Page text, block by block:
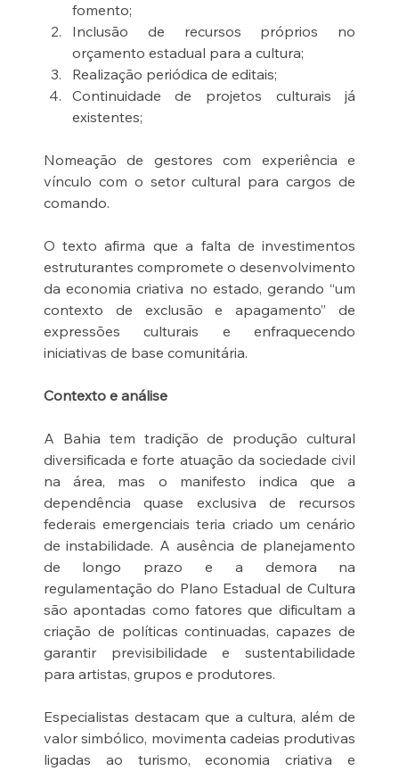
fomento;
Inclusão de recursos próprios no
orçamento estadual para a cultura;
Realização periódica de editais;
Continuidade de projetos culturais já
existentes;
Nomeação de gestores com experiência e
vínculo com o setor cultural para cargos de
comando.
O texto afirma que a falta de investimentos
estruturantes compromete o desenvolvimento
da economia criativa no estado, gerando “um
contexto de exclusão e apagamento” de
expressões culturais e enfraquecendo
iniciativas de base comunitária.
Contexto e análise
A Bahia tem tradição de produção cultural
diversificada e forte atuação da sociedade civil
na área, mas o manifesto indica que a
dependência quase exclusiva de recursos
federais emergenciais teria criado um cenário
de instabilidade. A ausência de planejamento
de longo prazo e a demora na
regulamentação do Plano Estadual de Cultura
são apontadas como fatores que dificultam a
criação de políticas continuadas, capazes de
garantir previsibilidade e sustentabilidade
para artistas, grupos e produtores.
Especialistas destacam que a cultura, além de
valor simbólico, movimenta cadeias produtivas
ligadas ao turismo, economia criativa e